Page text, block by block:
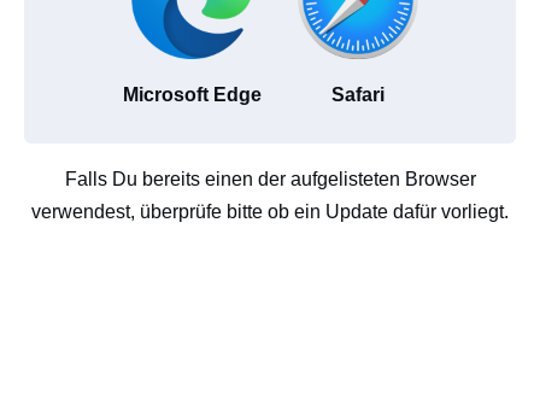
Microsoft Edge Safari
Falls Du bereits einen der aufgelisteten Browser
verwendest, überprüfe bitte ob ein Update dafür vorliegt.